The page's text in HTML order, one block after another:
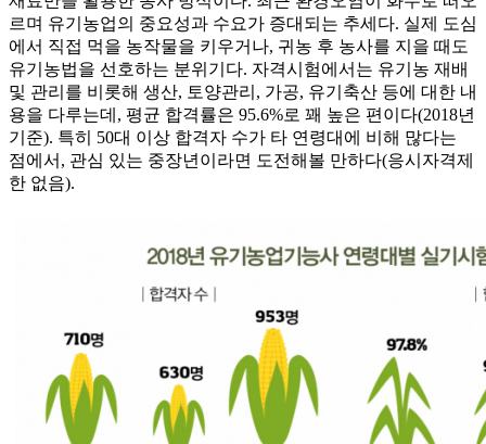
르며 유기농업의 중요성과 수요가 증대되는 추세다. 실제 도심
에서 직접 먹을 농작물을 키우거나, 귀농 후 농사를 지을 때도
유기농법을 선호하는 분위기다. 자격시험에서는 유기농 재배
및 관리를 비롯해 생산, 토양관리, 가공, 유기축산 등에 대한 내
용을 다루는데, 평균 합격률은 95.6%로 꽤 높은 편이다(2018년
기준). 특히 50대 이상 합격자 수가 타 연령대에 비해 많다는
점에서, 관심 있는 중장년이라면 도전해볼 만하다(응시자격제
한 없음).